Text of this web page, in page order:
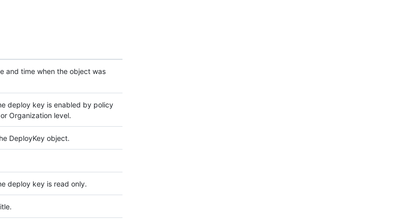
and time when the object was
deploy key is enabled by policy
Organization level.
DeployKey object.
deploy key is read only.